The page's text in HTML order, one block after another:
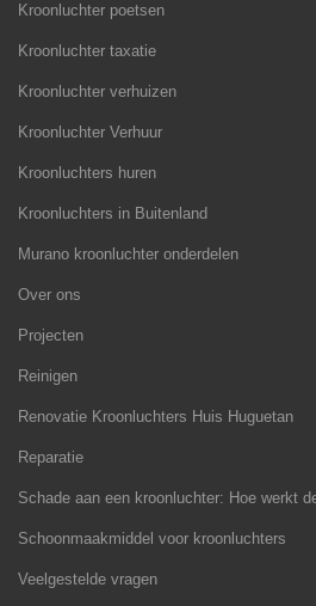
Kroonluchter poetsen
Kroonluchter taxatie
Kroonluchter verhuizen
Kroonluchter Verhuur
Kroonluchters huren
Kroonluchters in Buitenland
Murano kroonluchter onderdelen
Over ons
Projecten
Reinigen
Renovatie Kroonluchters Huis Huguetan
Reparatie
Schade aan een kroonluchter: Hoe werkt
Schoonmaakmiddel voor kroonluchters
Veelgestelde vragen